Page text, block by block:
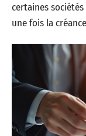
certaines
une fois la